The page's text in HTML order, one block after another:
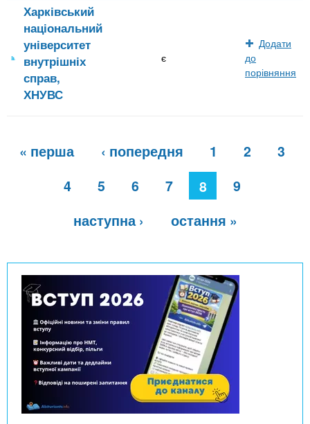
Харківський
національний
університет
внутрішніх
справ,
ХНУВС
є
Додати
до
порівняння
« перша ‹ попередня 1 2
3
4
5 6 7 8
9
наступна ›
остання »